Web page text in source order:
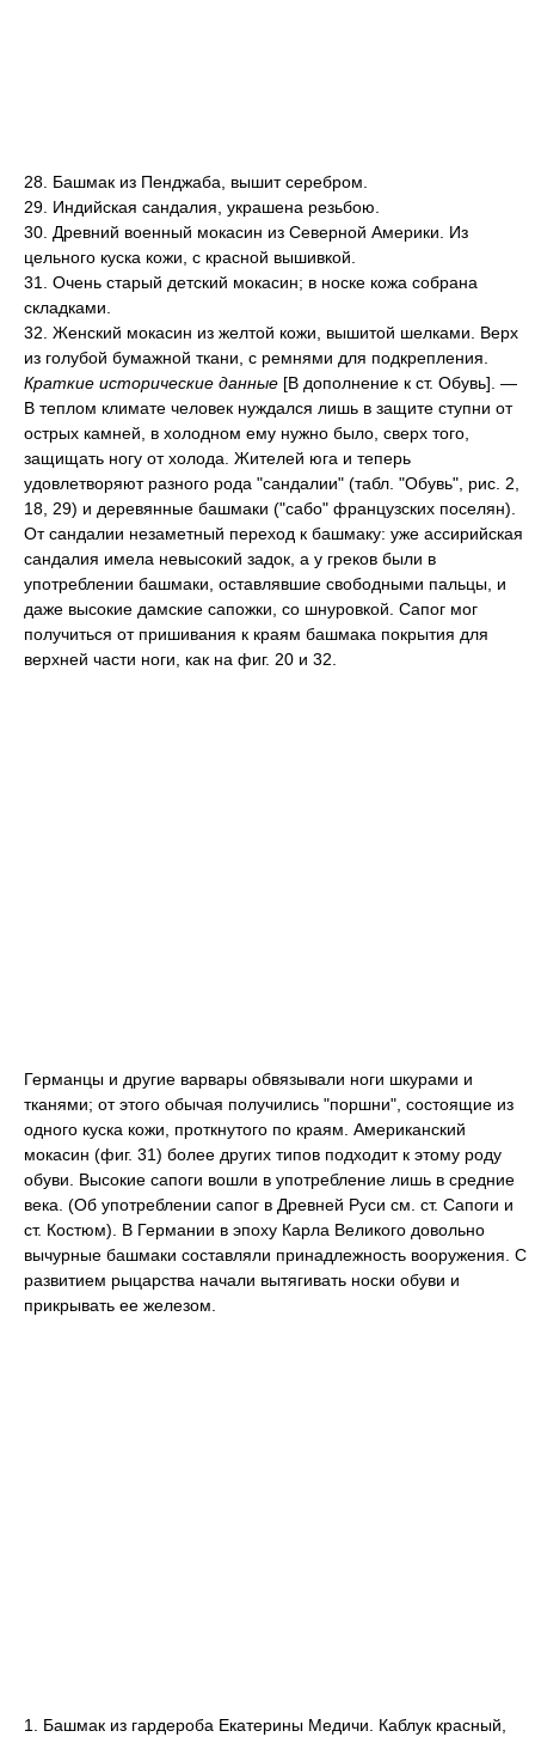
28. Башмак из Пенджаба, вышит серебром.
29. Индийская сандалия, украшена резьбою.
30. Древний военный мокасин из Северной Америки. Из
цельного куска кожи, с красной вышивкой.
31. Очень старый детский мокасин; в носке кожа собрана
складками.
32. Женский мокасин из желтой кожи, вышитой шелками. Верх
из голубой бумажной ткани, с ремнями для подкрепления.
Краткие исторические данные [В дополнение к ст. Обувь]. —
В теплом климате человек нуждался лишь в защите ступни от
острых камней, в холодном ему нужно было, сверх того,
защищать ногу от холода. Жителей юга и теперь
удовлетворяют разного рода "сандалии" (табл. "Обувь", рис. 2,
18, 29) и деревянные башмаки ("сабо" французских поселян).
От сандалии незаметный переход к башмаку: уже ассирийская
сандалия имела невысокий задок, а у греков были в
употреблении башмаки, оставлявшие свободными пальцы, и
даже высокие дамские сапожки, со шнуровкой. Сапог мог
получиться от пришивания к краям башмака покрытия для
верхней части ноги, как на фиг. 20 и 32.
Германцы и другие варвары обвязывали ноги шкурами и
тканями; от этого обычая получились "поршни", состоящие из
одного куска кожи, проткнутого по краям. Американский
мокасин (фиг. 31) более других типов подходит к этому роду
обуви. Высокие сапоги вошли в употребление лишь в средние
века. (Об употреблении сапог в Древней Руси см. ст. Сапоги и
ст. Костюм). В Германии в эпоху Карла Великого довольно
вычурные башмаки составляли принадлежность вооружения. С
развитием рыцарства начали вытягивать носки обуви и
прикрывать ее железом.
1. Башмак из гардероба Екатерины Медичи. Каблук красный,